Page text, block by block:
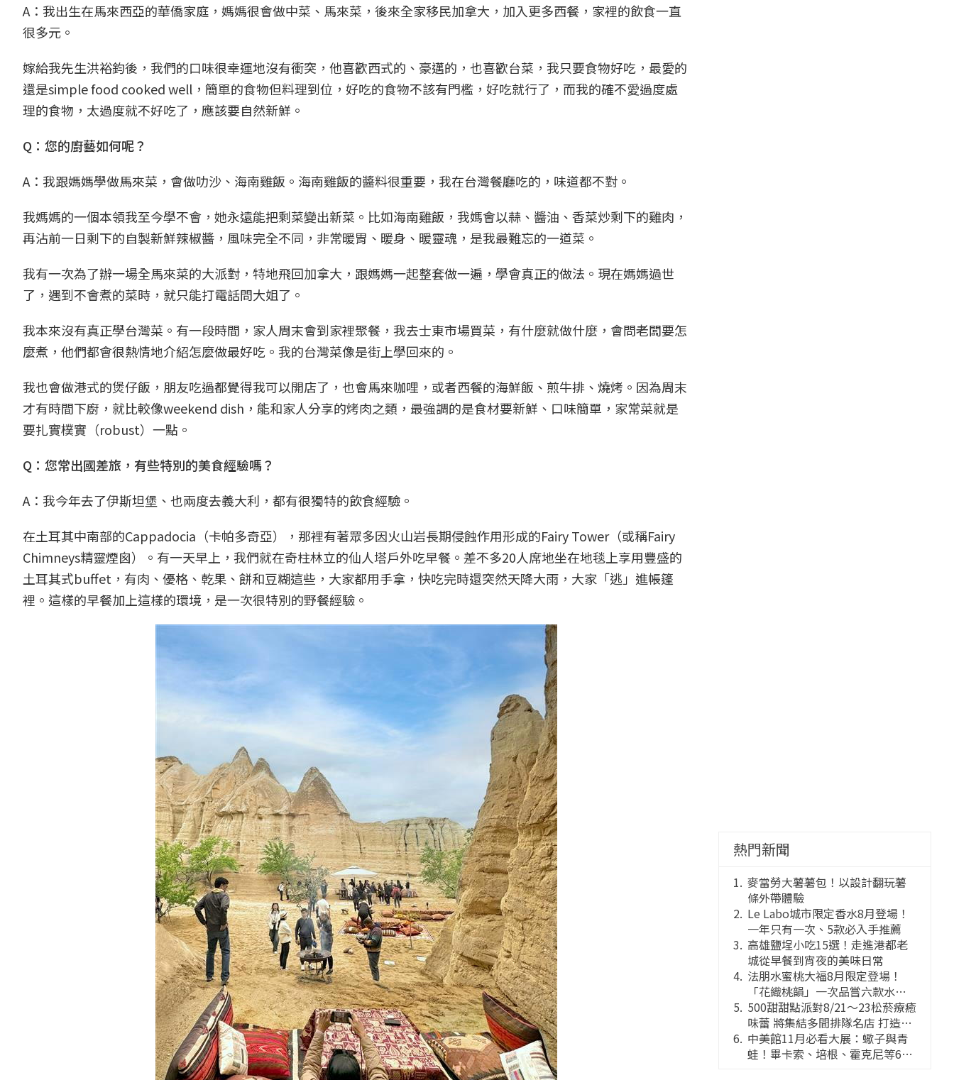
A：我出生在馬來西亞的華僑家庭，媽媽很會做中菜、馬來菜，後來全家移民加拿大，加入更多西餐，家裡的飲食一直
很多元。
嫁給我先生洪裕鈞後，我們的口味很幸運地沒有衝突，他喜歡西式的、豪邁的，也喜歡台菜，我只要食物好吃，最愛的
還是simple food cooked well，簡單的食物但料理到位，好吃的食物不該有門檻，好吃就行了，而我的確不愛過度處
理的食物，太過度就不好吃了，應該要自然新鮮。
Q：您的廚藝如何呢？
A：我跟媽媽學做馬來菜，會做叻沙、海南雞飯。海南雞飯的醬料很重要，我在台灣餐廳吃的，味道都不對。
我媽媽的一個本領我至今學不會，她永遠能把剩菜變出新菜。比如海南雞飯，我媽會以蒜、醬油、香菜炒剩下的雞肉，
再沾前一日剩下的自製新鮮辣椒醬，風味完全不同，非常暖胃、暖身、暖靈魂，是我最難忘的一道菜。
我有一次為了辦一場全馬來菜的大派對，特地飛回加拿大，跟媽媽一起整套做一遍，學會真正的做法。現在媽媽過世
了，遇到不會煮的菜時，就只能打電話問大姐了。
我本來沒有真正學台灣菜。有一段時間，家人周末會到家裡聚餐，我去士東市場買菜，有什麼就做什麼，會問老闆要怎
麼煮，他們都會很熱情地介紹怎麼做最好吃。我的台灣菜像是街上學回來的。
我也會做港式的煲仔飯，朋友吃過都覺得我可以開店了，也會馬來咖哩，或者西餐的海鮮飯、煎牛排、燒烤。因為周末
才有時間下廚，就比較像weekend dish，能和家人分享的烤肉之類，最強調的是食材要新鮮、口味簡單，家常菜就是
要扎實樸實（robust）一點。
Q：您常出國差旅，有些特別的美食經驗嗎？
A：我今年去了伊斯坦堡、也兩度去義大利，都有很獨特的飲食經驗。
在土耳其中南部的Cappadocia（卡帕多奇亞），那裡有著眾多因火山岩長期侵蝕作用形成的Fairy Tower（或稱Fairy
Chimneys精靈煙囪）。有一天早上，我們就在奇柱林立的仙人塔戶外吃早餐。差不多20人席地坐在地毯上享用豐盛的
土耳其式buffet，有肉、優格、乾果、餅和豆糊這些，大家都用手拿，快吃完時還突然天降大雨，大家「逃」進帳篷
裡。這樣的早餐加上這樣的環境，是一次很特別的野餐經驗。
熱門新聞
麥當勞大薯薯包！以設計翻玩薯
條外帶體驗
Le Labo城市限定香水8月登場！
一年只有一次、5款必入手推薦
高雄鹽埕小吃15選！走進港都老
城從早餐到宵夜的美味日常
法朋水蜜桃大福8月限定登場！
「花織桃韻」一次品嘗六款水蜜
桃花果大福
500甜甜點派對8/21～23松菸療癒
味蕾 將集結多間排隊名店 打造靈
感創意的舞台
中美館11月必看大展：蠍子與青
蛙！畢卡索、培根、霍克尼等66